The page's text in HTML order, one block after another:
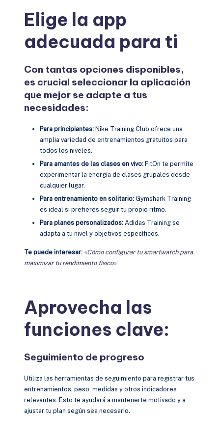
Elige la app
adecuada para ti
Con tantas opciones disponibles,
es crucial seleccionar la aplicación
que mejor se adapte a tus
necesidades:
Para principiantes: Nike Training Club ofrece una
amplia variedad de entrenamientos gratuitos para
todos los niveles.
Para amantes de las clases en vivo: FitOn te permite
experimentar la energía de clases grupales desde
cualquier lugar.
Para entrenamiento en solitario: Gymshark Training
es ideal si prefieres seguir tu propio ritmo.
Para planes personalizados: Adidas Training se
adapta a tu nivel y objetivos específicos.
Te puede interesar: «Cómo configurar tu smartwatch para
maximizar tu rendimiento físico»
Aprovecha las
funciones clave:
Seguimiento de progreso
Utiliza las herramientas de seguimiento para registrar tus
entrenamientos, peso, medidas y otros indicadores
relevantes. Esto te ayudará a mantenerte motivado y a
ajustar tu plan según sea necesario.